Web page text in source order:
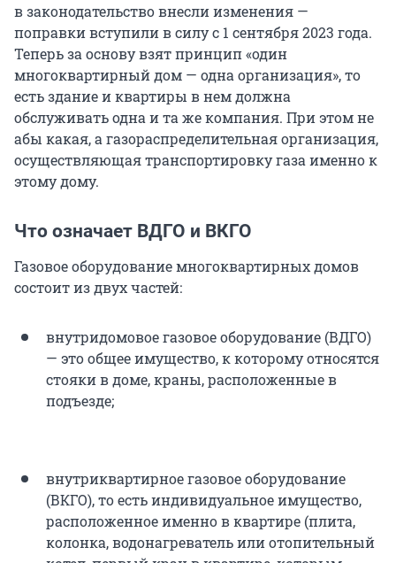
в законодательство внесли изменения —
поправки вступили в силу с 1 сентября 2023 года.
Теперь за основу взят принцип «один
многоквартирный дом — одна организация», то
есть здание и квартиры в нем должна
обслуживать одна и та же компания. При этом не
абы какая, а газораспределительная организация,
осуществляющая транспортировку газа именно к
этому дому.
Что означает ВДГО и ВКГО
Газовое оборудование многоквартирных домов
состоит из двух частей:
внутридомовое газовое оборудование (ВДГО)
— это общее имущество, к которому относятся
стояки в доме, краны, расположенные в
подъезде;
внутриквартирное газовое оборудование
(ВКГО), то есть индивидуальное имущество,
расположенное именно в квартире (плита,
колонка, водонагреватель или отопительный